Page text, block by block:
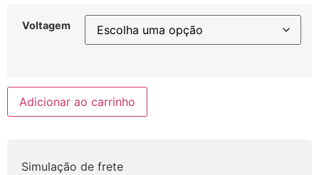
Voltagem
Adicionar ao carrinho
Simulação de frete